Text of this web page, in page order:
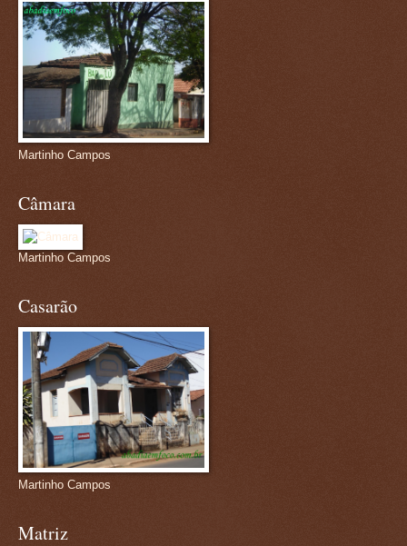
Martinho Campos
Câmara
Martinho Campos
Casarão
Martinho Campos
Matriz